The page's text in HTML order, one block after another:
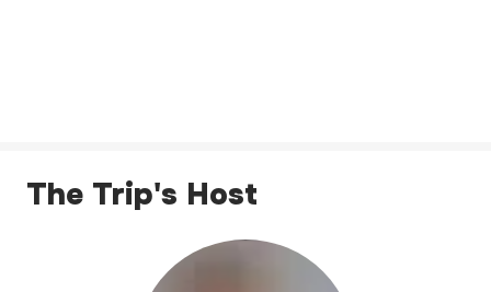
The Trip's Host